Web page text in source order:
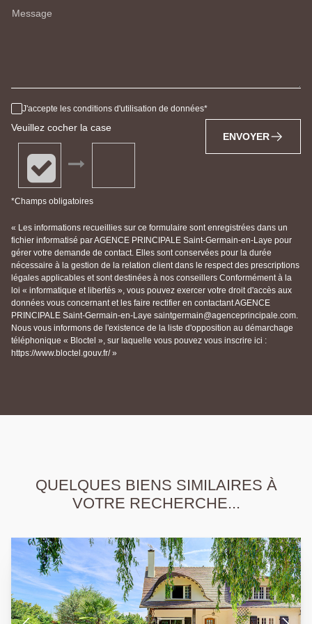
Message
J'accepte les conditions d'utilisation de données
Veuillez cocher la case
*Champs obligatoires
ENVOYER
« Les informations recueillies sur ce formulaire sont enregistrées dans un
fichier informatisé par AGENCE PRINCIPALE Saint-Germain-en-Laye pour
gérer votre demande de contact. Elles sont conservées pour la durée
nécessaire à la gestion de la relation client dans le respect des prescriptions
légales applicables et sont destinées à nos conseillers Conformément à la
loi « informatique et libertés », vous pouvez exercer votre droit d'accès aux
données vous concernant et les faire rectifier en contactant AGENCE
PRINCIPALE Saint-Germain-en-Laye saintgermain@agenceprincipale.com.
Nous vous informons de l'existence de la liste d'opposition au démarchage
téléphonique « Bloctel », sur laquelle vous pouvez vous inscrire ici :
https://www.bloctel.gouv.fr/ »
QUELQUES BIENS SIMILAIRES À
VOTRE RECHERCHE...